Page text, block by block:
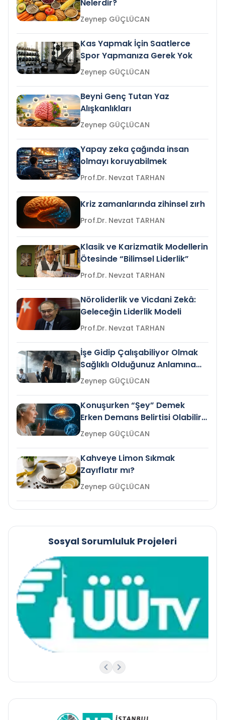
Nelerdir?
Zeynep GÜÇLÜCAN
Kas Yapmak İçin Saatlerce
Spor Yapmanıza Gerek Yok
Zeynep GÜÇLÜCAN
Beyni Genç Tutan Yaz
Alışkanlıkları
Zeynep GÜÇLÜCAN
Yapay zeka çağında insan
olmayı koruyabilmek
Prof.Dr. Nevzat TARHAN
Kriz zamanlarında zihinsel zırh
Prof.Dr. Nevzat TARHAN
Klasik ve Karizmatik Modellerin
Ötesinde “Bilimsel Liderlik”
Prof.Dr. Nevzat TARHAN
Nöroliderlik ve Vicdani Zekâ:
Geleceğin Liderlik Modeli
Prof.Dr. Nevzat TARHAN
İşe Gidip Çalışabiliyor Olmak
Sağlıklı Olduğunuz Anlamına
Gelir mi?Zeynep GÜÇLÜCAN
Konuşurken “Şey” Demek
Erken Demans Belirtisi Olabilir
mi?
Zeynep GÜÇLÜCAN
Kahveye Limon Sıkmak
Zayıflatır mı?
Zeynep GÜÇLÜCAN
Sosyal Sorumluluk Projeleri